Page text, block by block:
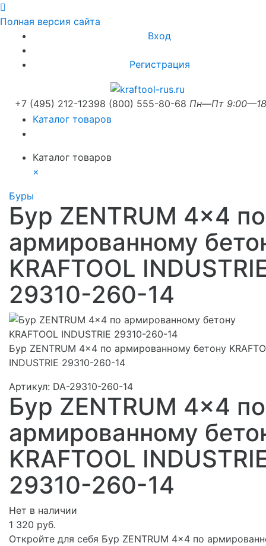
Полная версия сайта
Вход
Регистрация
+7 (495) 212-12398 (800) 555-80-68 Пн—Пт
Каталог товаров
Каталог товаров
×
Буры
Бур ZENTRUM 4x4 по
армированному
KRAFTOOL
29310-260-14
Бур ZENTRUM 4x4 по армированному бетону
INDUSTRIE 29310-260-14
Артикул: DA-29310-260-14
Бур ZENTRUM 4x4 по
армированному
KRAFTOOL
29310-260-14
Нет в наличии
1 320 руб.
Откройте для себя Бур ZENTRUM 4x4 по